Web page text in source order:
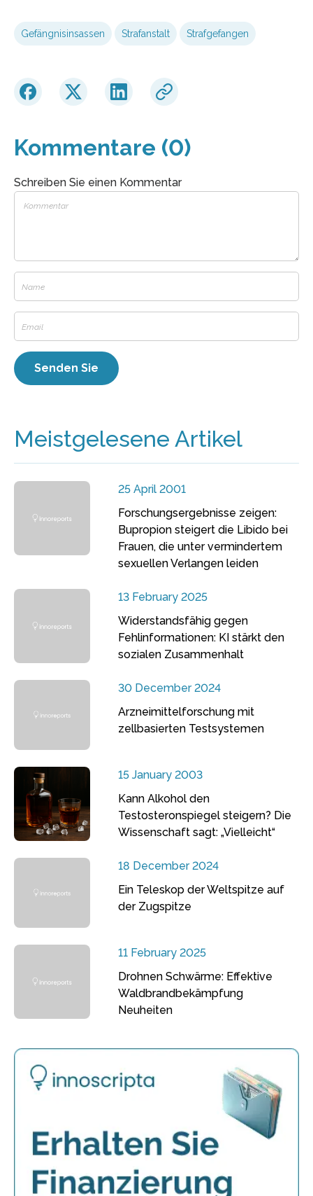
Gefängnisinsassen Strafanstalt Strafgefangen
Kommentare (0)
Schreiben Sie einen Kommentar
Meistgelesene Artikel
25 April 2001
Forschungsergebnisse zeigen:
Bupropion steigert die Libido bei
Frauen, die unter vermindertem
sexuellen Verlangen leiden
13 February 2025
Widerstandsfähig gegen
Fehlinformationen: KI stärkt den
sozialen Zusammenhalt
30 December 2024
Arzneimittelforschung mit
zellbasierten Testsystemen
15 January 2003
Kann Alkohol den
Testosteronspiegel steigern? Die
Wissenschaft sagt: „Vielleicht“
18 December 2024
Ein Teleskop der Weltspitze auf
der Zugspitze
11 February 2025
Drohnen Schwärme: Effektive
Waldbrandbekämpfung
Neuheiten